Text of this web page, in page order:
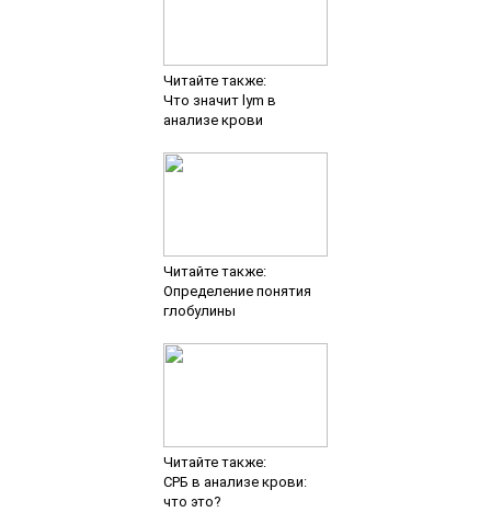
Читайте также:
Что значит lym в
анализе крови
Читайте также:
Определение понятия
глобулины
Читайте также:
СРБ в анализе крови:
что это?